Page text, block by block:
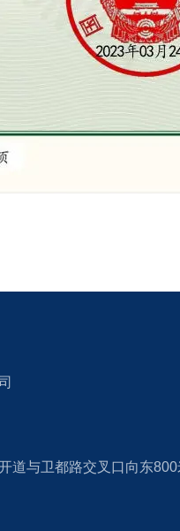
道与卫都路交叉口向东